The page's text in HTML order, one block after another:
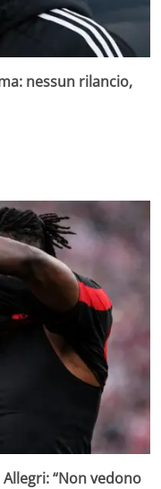
nessun rilancio,
“Non vedono